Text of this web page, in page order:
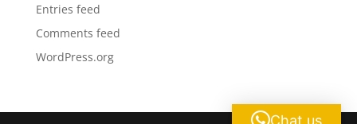
Entries feed
Comments feed
WordPress.org
Chat us